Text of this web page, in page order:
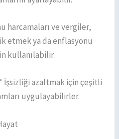
harcamaları ve vergiler,
etmek ya da enflasyonu
kullanılabilir.
İşsizliği azaltmak için çeşitli
uygulayabilirler.